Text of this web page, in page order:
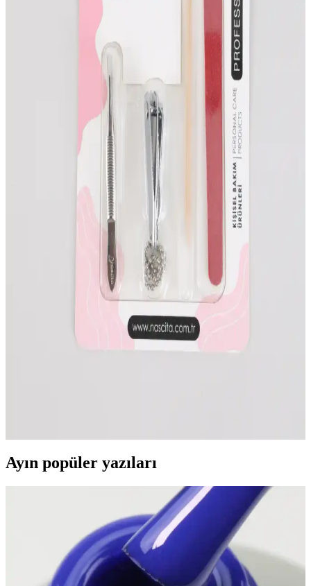
Oje bazını doğru uygulama yöntemleriyle tırnaklarınızda uzun
ömürlü ve estetik sonuçlar elde edin. Temizlik, ince uygulama ve
uygun kuruma sürelerine dikkat edin.
Enjeksiyon Jel Tırnak Seçimi ve Bakımı İçin Uzman
Enjeksiyon jel tırnaklar, dayanıklılık ve estetik avantajlarıyla öne
çıkar. Kalite, fiyat ve bakım kriterlerini göz önünde bulundurarak
doğru ürün seçimi ve uzman desteğiyle sağlıklı, güzel tırnaklara
Oje Seçiminde Bilmeniz Gerekenler: Marka, Tür ve
Doğru oje seçimi için markalar, türler ve kaliteyi detaylı inceleyin.
Uzun ömürlü ve estetik sonuçlar için ipuçları burada.
Gummy Vitaminlerin Cilt, Saç ve Tırnak Sağlığına
Katkıları ve Kullanım İpuçları
Gummy vitaminler, cilt elastikiyetini artırıp saç ve tırnak sağlığını
destekleyen pratik ve lezzetli takviyelerdir. Düzenli kullanım ve
doğru dozajla güzellikte fark yaratabilir.
Ayın popüler yazıları